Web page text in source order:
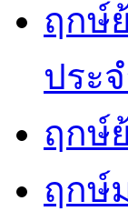
ฤกษ์
ประ
ฤกษ์
ฤกษ์